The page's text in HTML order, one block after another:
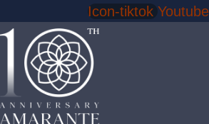
Icon-tiktok Youtube